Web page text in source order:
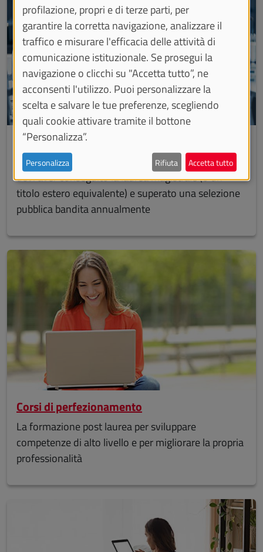
Dottorati di ricerca
I corsi di dottorato attivati in UniTo. Per accedervi
devi aver conseguito la laurea magistrale (o un
titolo estero equivalente) e superato una selezione
pubblica bandita annualmente
Corsi di perfezionamento
La formazione post laurea per sviluppare
competenze di alto livello e per migliorare la propria
professionalità
profilazione, propri e di terze parti, per
garantire la corretta navigazione, analizzare il
traffico e misurare l'efficacia delle attività di
comunicazione istituzionale. Se prosegui la
navigazione o clicchi su "Accetta tutto”, ne
acconsenti l'utilizzo. Puoi personalizzare la
scelta e salvare le tue preferenze, scegliendo
quali cookie attivare tramite il bottone
“Personalizza”.
Personalizza Rifiuta Accetta tutto